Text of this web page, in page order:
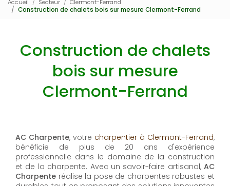
Accueil Secteur
Clermont-Ferrand
Construction de chalets bois sur mesure Clermont-Ferrand
Construction de chalets
bois sur mesure
Clermont-Ferrand
AC Charpente, votre charpentier à Clermont-Ferrand,
bénéficie de plus de 20 ans d'expérience
professionnelle dans le domaine de la construction
et de la charpente. Avec un savoir-faire artisanal, AC
Charpente réalise la pose de charpentes robustes et